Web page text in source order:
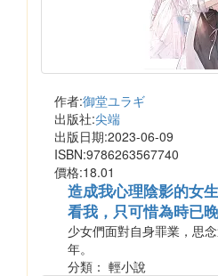
作者:御堂ユラギ
出版社:尖端
出版日期:2023-06-09
ISBN:9786263567740
價格:18.01
造成我心理陰影的女
看我，只可惜為時已
少女們面對自身罪業，思
年。
分類： 輕小說